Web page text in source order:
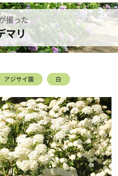
撮った
マリ
アジサイ園 白